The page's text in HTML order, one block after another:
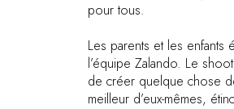
pour tous.
Les parents et les enfants
l’équipe Zalando. Le
de créer quelque chose
meilleur d’eux-mêmes,